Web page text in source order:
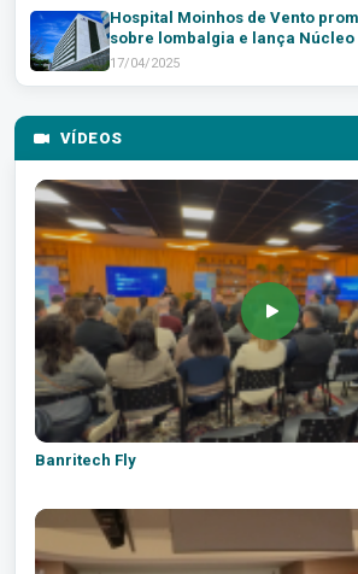
Hospital Moinhos de Vento
sobre lombalgia e lança Núcleo
17/04/2025
VÍDEOS
Banritech Fly